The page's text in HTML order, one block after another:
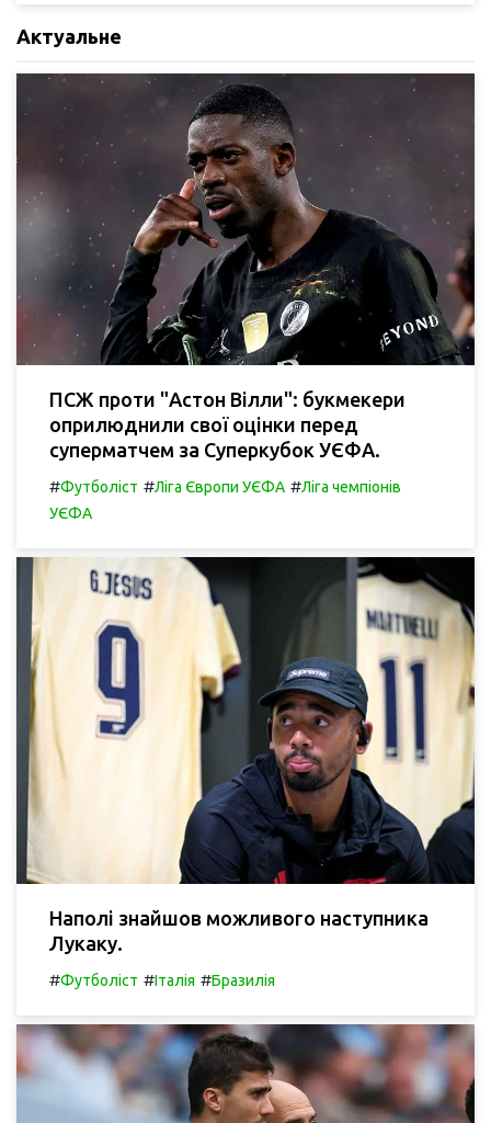
Актуальне
ПСЖ проти "Астон Вілли": букмекери
оприлюднили свої оцінки перед
суперматчем за Суперкубок УЄФА.
#Футболіст #Ліга Європи УЄФА #Ліга чемпіонів
УЄФА
Наполі знайшов можливого наступника
Лукаку.
#Футболіст #Італія #Бразилія